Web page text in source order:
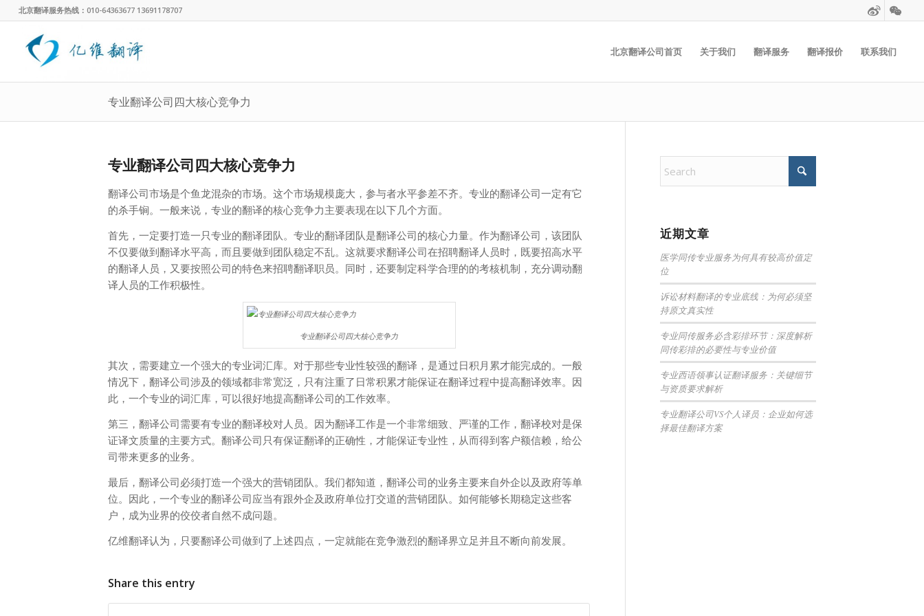
北京翻译服务热线：010-64363677 13691178707
北京翻译公司首页 关于我们 翻译服务 翻译报价 联系我们
专业翻译公司四大核心竞争力
专业翻译公司四大核心竞争力
翻译公司市场是个鱼龙混杂的市场。这个市场规模庞大，参与者水平参差不齐。专业的翻译公司一定有它
的杀手锏。一般来说，专业的翻译的核心竞争力主要表现在以下几个方面。
首先，一定要打造一只专业的翻译团队。专业的翻译团队是翻译公司的核心力量。作为翻译公司，该团队
不仅要做到翻译水平高，而且要做到团队稳定不乱。这就要求翻译公司在招聘翻译人员时，既要招高水平
的翻译人员，又要按照公司的特色来招聘翻译职员。同时，还要制定科学合理的的考核机制，充分调动翻
译人员的工作积极性。
专业翻译公司四大核心竞争力
其次，需要建立一个强大的专业词汇库。对于那些专业性较强的翻译，是通过日积月累才能完成的。一般
情况下，翻译公司涉及的领域都非常宽泛，只有注重了日常积累才能保证在翻译过程中提高翻译效率。因
此，一个专业的词汇库，可以很好地提高翻译公司的工作效率。
第三，翻译公司需要有专业的翻译校对人员。因为翻译工作是一个非常细致、严谨的工作，翻译校对是保
证译文质量的主要方式。翻译公司只有保证翻译的正确性，才能保证专业性，从而得到客户额信赖，给公
司带来更多的业务。
最后，翻译公司必须打造一个强大的营销团队。我们都知道，翻译公司的业务主要来自外企以及政府等单
位。因此，一个专业的翻译公司应当有跟外企及政府单位打交道的营销团队。如何能够长期稳定这些客
户，成为业界的佼佼者自然不成问题。
亿维翻译认为，只要翻译公司做到了上述四点，一定就能在竞争激烈的翻译界立足并且不断向前发展。
Share this entry
近期文章
医学同传专业服务为何具有较高价值定
位
诉讼材料翻译的专业底线：为何必须坚
持原文真实性
专业同传服务必含彩排环节：深度解析
同传彩排的必要性与专业价值
专业西语领事认证翻译服务：关键细节
与资质要求解析
专业翻译公司VS个人译员：企业如何选
择最佳翻译方案